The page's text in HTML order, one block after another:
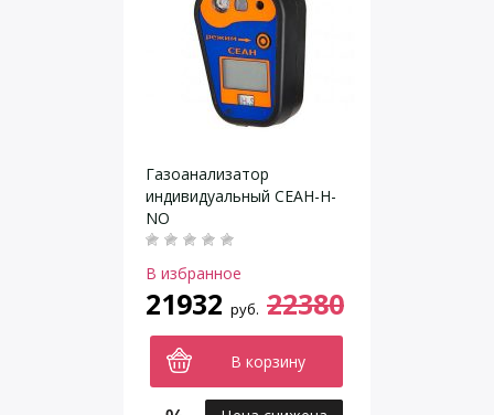
Газоанализатор
индивидуальный СЕАН-Н-
NO
В избранное
21932 руб. 22380
В корзину